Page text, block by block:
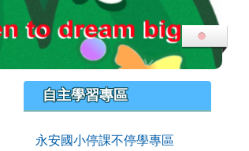
右邊區域內容
自主學習專區
永安國小停課不停學專區